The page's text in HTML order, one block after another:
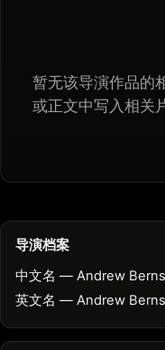
暂无该导演作品的
或正文中写入相关
导演档案
中文名 — Andrew
英文名 — Andrew